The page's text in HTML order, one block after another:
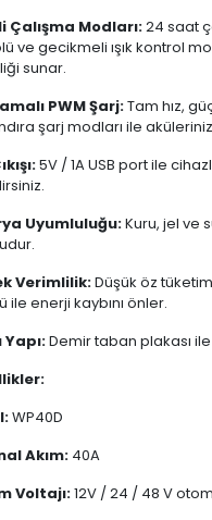
Çalışma Modları:24 saat
ve gecikmeli ışık kontrol
sunar.
PWM Şarj:Tam hız,
şarj modları ile
5V / 1A USB port ile
Uyumluluğu:Kuru, jel ve
Verimlilik:Düşük öz
ile enerji kaybını önler.
Demir taban plakası ile
WP40D
Akım: 40A
Voltajı:12V / 24 / 48 V